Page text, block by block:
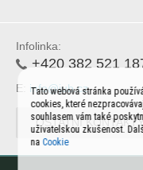
Infolinka:
+420 382 521
E: info@jub.cz
OSTATNÍ
Tato webová stránka
cookies, které
souhlasem vám také
uživatelskou zkušenost.
na Cookie